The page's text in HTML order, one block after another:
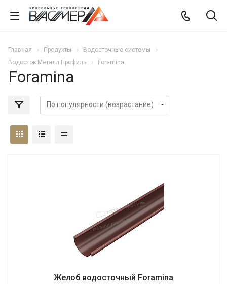
Главная Продукты
Водосточные системы
Водосток Металл Профиль
Foramina
Foramina
Желоб водосточный Foramina